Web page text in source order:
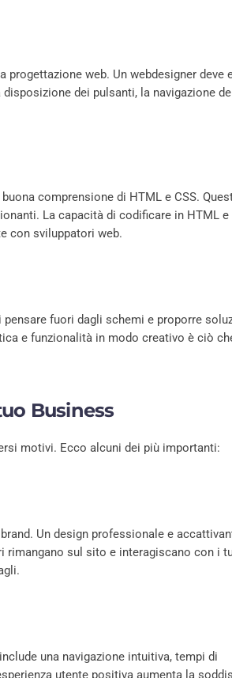
web. Un webdesigner deve
dei pulsanti, la navigazione
comprensione di HTML e CSS.
La capacità di codificare in HTML e
con sviluppatori web.
fuori dagli schemi e proporre
e funzionalità in modo creativo è ciò
Business
motivi. Ecco alcuni dei più importanti:
Un design professionale e
rimangano sul sito e interagiscano con i
una navigazione intuitiva, tempi di
utente positiva aumenta la